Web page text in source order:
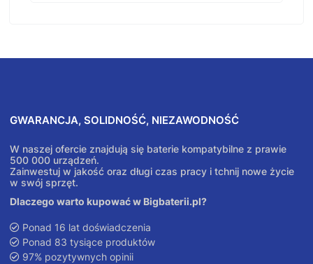
GWARANCJA, SOLIDNOŚĆ, NIEZAWODNOŚĆ
W naszej ofercie znajdują się baterie kompatybilne z prawie
500 000 urządzeń.
Zainwestuj w jakość oraz długi czas pracy i tchnij nowe życie
w swój sprzęt.
Dlaczego warto kupować w Bigbaterii.pl?
Ponad 16 lat doświadczenia
Ponad 83 tysiące produktów
97% pozytywnych opinii